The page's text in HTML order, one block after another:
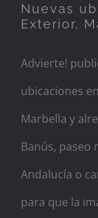
Nuevas
Exterior,
Advierte!
ubicaciones
Marbella y
Banús, paseo
Andalucía o
para que la